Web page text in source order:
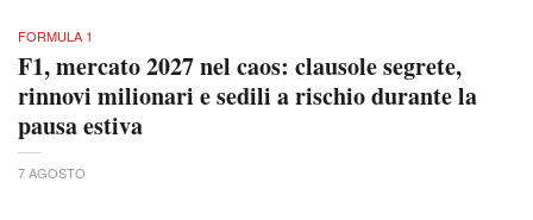
FORMULA 1
F1, mercato 2027 nel caos: clausole segrete,
rinnovi milionari e sedili a rischio durante la
pausa estiva
7 AGOSTO